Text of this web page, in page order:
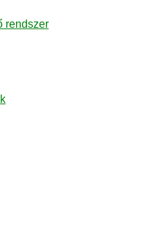
rendszer